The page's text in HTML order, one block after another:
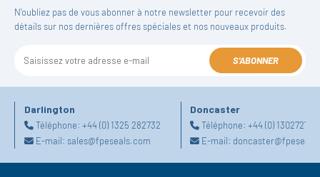
N'oubliez pas de vous abonner à notre newsletter pour recevoir des
détails sur nos dernières offres spéciales et nos nouveaux produits.
S'ABONNER
Darlington
Téléphone: +44 (0) 1325 282732
E-mail: sales@fpeseals.com
Doncaster
Téléphone:+44 (0)
E-mail: